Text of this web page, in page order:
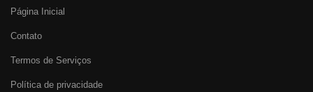
Página Inicial
Contato
Termos de Serviços
Política de privacidade